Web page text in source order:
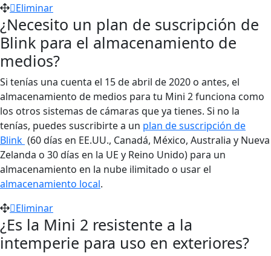
Eliminar
¿Necesito un plan de suscripción de
Blink para el almacenamiento de
medios?
Si tenías una cuenta el 15 de abril de 2020 o antes, el
almacenamiento de medios para tu Mini 2 funciona como
los otros sistemas de cámaras que ya tienes. Si no la
tenías, puedes suscribirte a un plan de suscripción de
Blink (60 días en EE.UU., Canadá, México, Australia y Nueva
Zelanda o 30 días en la UE y Reino Unido) para un
almacenamiento en la nube ilimitado o usar el
almacenamiento local.
Eliminar
¿Es la Mini 2 resistente a la
intemperie para uso en exteriores?